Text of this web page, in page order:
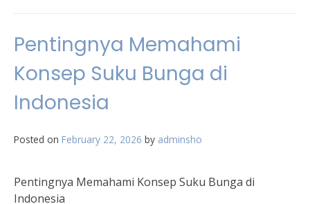
Pentingnya Memahami
Konsep Suku Bunga di
Indonesia
Posted on February 22, 2026 by adminsho
Pentingnya Memahami Konsep Suku Bunga di
Indonesia